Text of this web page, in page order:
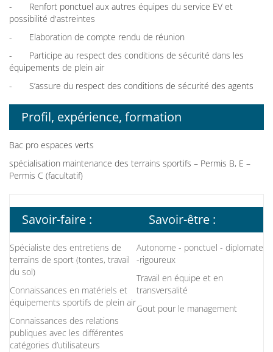
- Renfort ponctuel aux autres équipes du service EV et
possibilité d'astreintes
- Elaboration de compte rendu de réunion
- Participe au respect des conditions de sécurité dans les
équipements de plein air
- S’assure du respect des conditions de sécurité des agents
Profil, expérience, formation
Bac pro espaces verts
spécialisation maintenance des terrains sportifs – Permis B, E –
Permis C (facultatif)
Savoir-faire :
Spécialiste des entretiens de
terrains de sport (tontes, travail
du sol)
Connaissances en matériels et
équipements sportifs de plein air
Connaissances des relations
publiques avec les différentes
catégories d’utilisateurs
Savoir-être :
Autonome - ponctuel - diplomate
-rigoureux
Travail en équipe et en
transversalité
Gout pour le management